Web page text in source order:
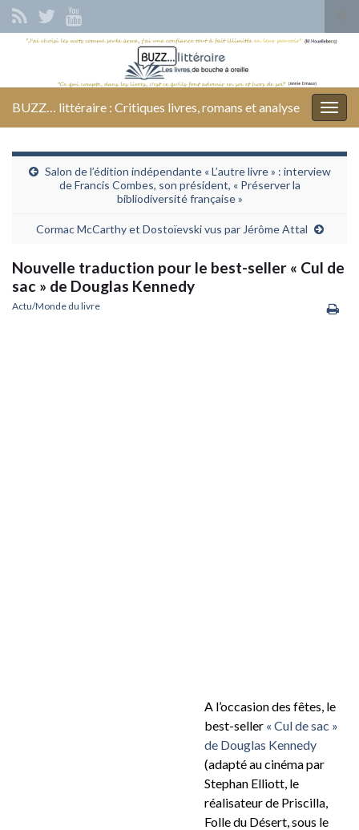
Search for:
BUZZ… littéraire : Critiques livres, romans et analyse
Salon de l’édition indépendante « L’autre livre » : interview
de Francis Combes, son président, « Préserver la
bibliodiversité française »
Cormac McCarthy et Dostoïevski vus par Jérôme Attal
Nouvelle traduction pour le best-seller « Cul de
sac » de Douglas Kennedy
Actu/Monde du livre
A l’occasion des fêtes, le
best-seller « Cul de sac »
de Douglas Kennedy
(adapté au cinéma par
Stephan Elliott, le
réalisateur de Priscilla,
Folle du Désert, sous le